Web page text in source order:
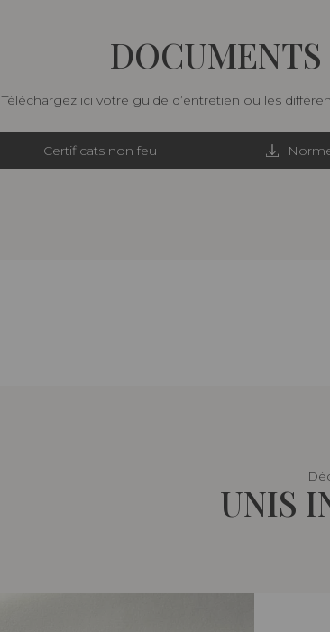
Téléchargez ici votre guide d’entretien ou les
Certificats non feu
UNIS